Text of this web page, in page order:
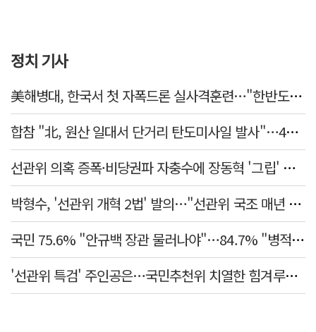
정치 기사
美해병대, 한국서 첫 자폭드론 실사격훈련…"한반도 지형 학습"
합참 "北, 원산 일대서 단거리 탄도미사일 발사"…42일 만
선관위 의혹 증폭·비당권파 자충수에 장동혁 '그립' 더 강해졌다
박형수, '선관위 개혁 2법' 발의…"선관위 국조 매년 실시"
국민 75.6% "안규백 장관 물러나야"…84.7% "병적기록부 공개해야"
'선관위 특검' 주인공은…국민추천위 치열한 힘겨루기 나설 듯